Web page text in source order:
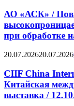
АО «АСК» /
при обработке
20.07.202620.07.2026
CIIF China
Китайская
выставка /